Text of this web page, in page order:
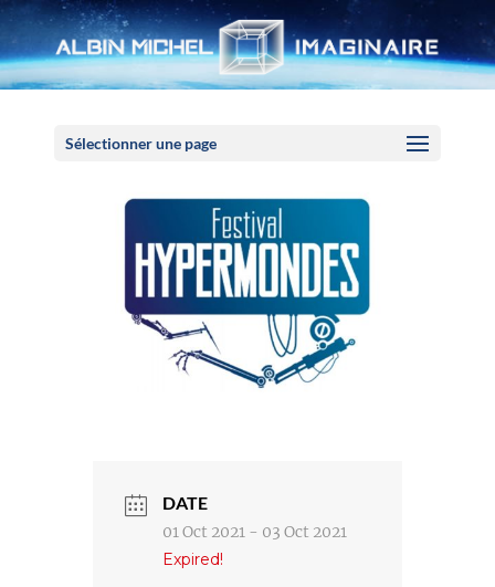
Sélectionner une page
DATE
01 Oct 2021 - 03 Oct 2021
Expired!
Panneau de gestion des cookies